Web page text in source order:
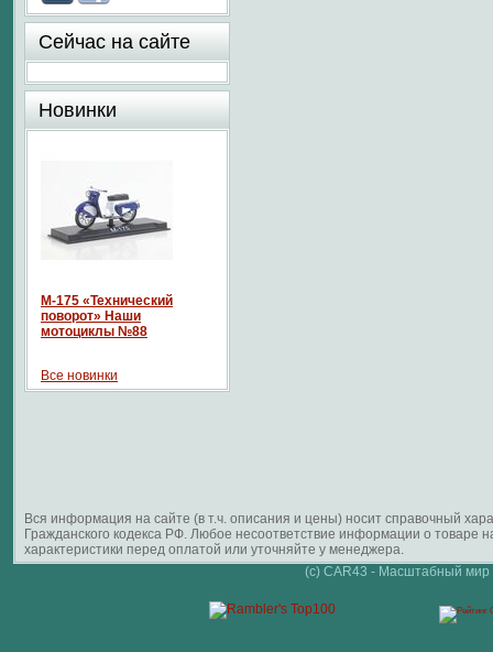
Сейчас на сайте
Новинки
М-175 «Технический
поворот» Наши
мотоциклы №88
Все новинки
Вся информация на сайте (в т.ч. описания и цены) носит справочный
Гражданского кодекса РФ. Любое несоответствие информации о
характеристики перед оплатой или уточняйте у менеджера.
(c) CAR43 - Масштабный мир